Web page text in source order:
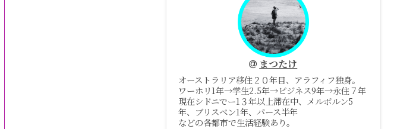
まつたけ
オーストラリア移住２０年目、アラフィフ独身。
ワーホリ1年→学生2.5年→ビジネス9年→永住７年
現在シドニでー1３年以上滞在中、メルボルン5
年、ブリスベン1年、パース半年
などの各都市で生活経験あり。